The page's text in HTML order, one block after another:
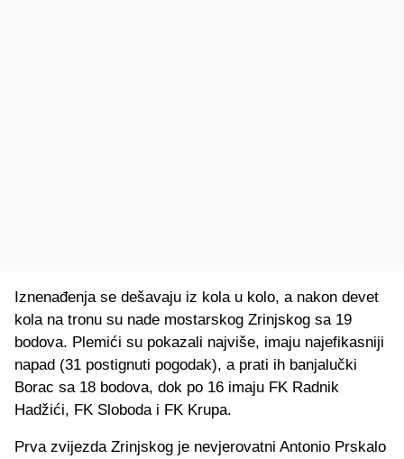
Iznenađenja se dešavaju iz kola u kolo, a nakon devet
kola na tronu su nade mostarskog Zrinjskog sa 19
bodova. Plemići su pokazali najviše, imaju najefikasniji
napad (31 postignuti pogodak), a prati ih banjalučki
Borac sa 18 bodova, dok po 16 imaju FK Radnik
Hadžići, FK Sloboda i FK Krupa.
Prva zvijezda Zrinjskog je nevjerovatni Antonio Prskalo